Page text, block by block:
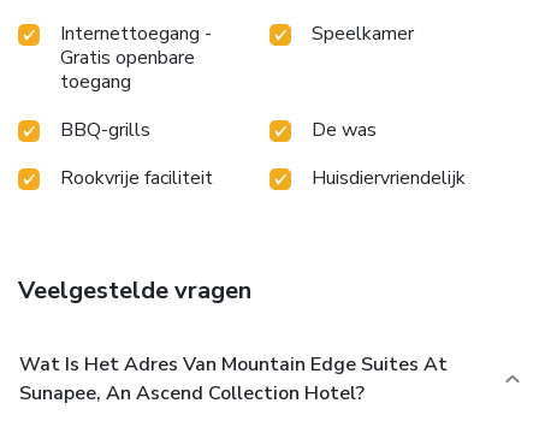
Internettoegang -
Gratis openbare
toegang
Speelkamer
BBQ-grills
De was
Rookvrije faciliteit
Huisdiervriendelijk
Veelgestelde vragen
Wat Is Het Adres Van Mountain Edge Suites At
Sunapee, An Ascend Collection Hotel?